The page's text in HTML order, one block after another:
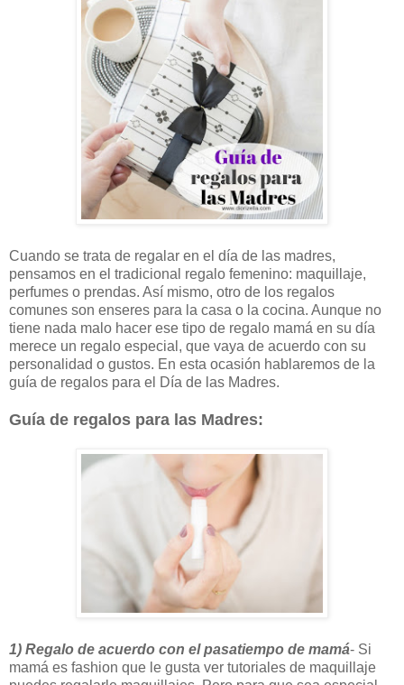
Cuando se trata de regalar en el día de las madres,
pensamos en el tradicional regalo femenino: maquillaje,
perfumes o prendas. Así mismo, otro de los regalos
comunes son enseres para la casa o la cocina. Aunque no
tiene nada malo hacer ese tipo de regalo mamá en su día
merece un regalo especial, que vaya de acuerdo con su
personalidad o gustos. En esta ocasión hablaremos de la
guía de regalos para el Día de las Madres.
Guía de regalos para las Madres:
1) Regalo de acuerdo con el pasatiempo de mamá- Si
mamá es fashion que le gusta ver tutoriales de maquillaje